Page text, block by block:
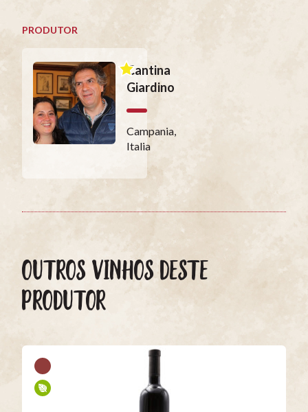
PRODUTOR
Cantina
Giardino
Campania,
Italia
OUTROS VINHOS DESTE
PRODUTOR